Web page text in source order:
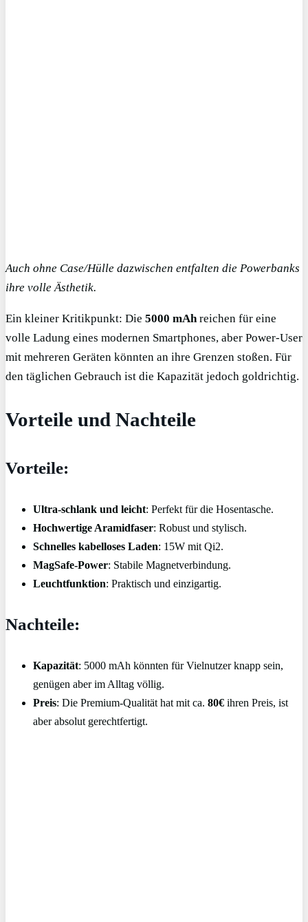
Auch ohne Case/Hülle dazwischen entfalten die Powerbanks
ihre volle Ästhetik.
Ein kleiner Kritikpunkt: Die 5000 mAhreichen für eine
volle Ladung eines modernen Smartphones, aber Power-User
mit mehreren Geräten könnten an ihre Grenzen stoßen. Für
den täglichen Gebrauch ist die Kapazität jedoch goldrichtig.
Vorteile und Nachteile
Vorteile:
Ultra-schlank und leicht: Perfekt für die Hosentasche.
Hochwertige Aramidfaser: Robust und stylisch.
Schnelles kabelloses Laden: 15W mit Qi2.
MagSafe-Power: Stabile Magnetverbindung.
Leuchtfunktion: Praktisch und einzigartig.
Nachteile:
Kapazität: 5000 mAh könnten für Vielnutzer knapp sein,
genügen aber im Alltag völlig.
Preis: Die Premium-Qualität hat mit ca. 80€ ihren Preis, ist
aber absolut gerechtfertigt.